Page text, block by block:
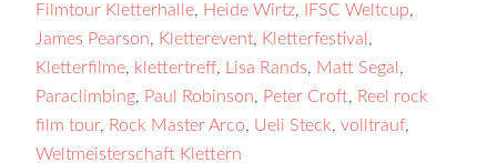
Filmtour Kletterhalle, Heide Wirtz, IFSC Weltcup,
James Pearson, Kletterevent, Kletterfestival ,
Kletterfilme, klettertreff, Lisa Rands, Matt Segal ,
Paraclimbing, Paul Robinson, Peter Croft, Reel rock
film tour, Rock Master Arco, Ueli Steck,volltrauf,
Weltmeisterschaft Klettern